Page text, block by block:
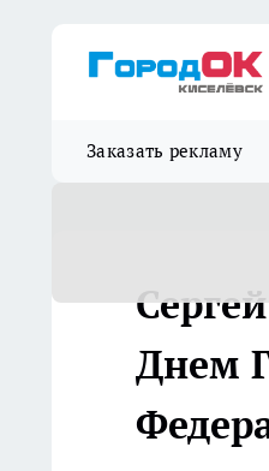
Заказать рекламу
Днем